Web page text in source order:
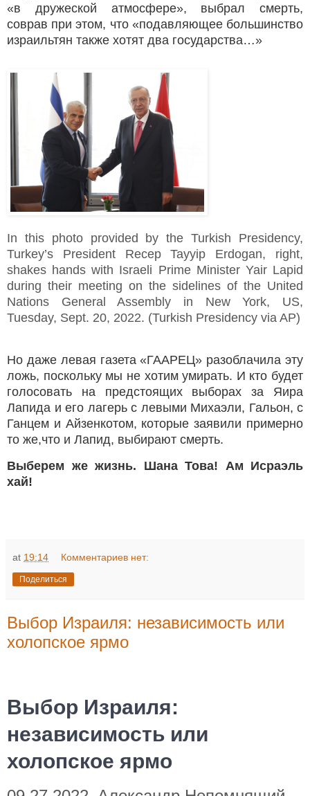
«в дружеской атмосфере», выбрал смерть,
соврав при этом, что «подавляющее большинство
израильтян также хотят два государства…»
In this photo provided by the Turkish Presidency,
Turkey’s President Recep Tayyip Erdogan, right,
shakes hands with Israeli Prime Minister Yair Lapid
during their meeting on the sidelines of the United
Nations General Assembly in New York, US,
Tuesday, Sept. 20, 2022. (Turkish Presidency via AP)
Но даже левая газета «ГААРЕЦ» разоблачила эту
ложь, поскольку мы не хотим умирать. И кто будет
голосовать на предстоящих выборах за Яира
Лапида и его лагерь с левыми Михаэли, Гальон, с
Ганцем и Айзенкотом, которые заявили примерно
то же,что и Лапид, выбирают смерть.
Выберем же жизнь. Шана Това! Ам Исраэль
хай!
at 19:14 Комментариев нет:
Поделиться
Выбор Израиля: независимость или
холопское ярмо
Выбор Израиля:
независимость или
холопское ярмо